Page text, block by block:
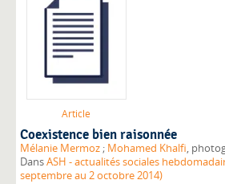
Article
Coexistence bien raisonnée
Mélanie Mermoz ; Mohamed Khalfi,
DansASH - actualités sociales
septembre au 2 octobre 2014)